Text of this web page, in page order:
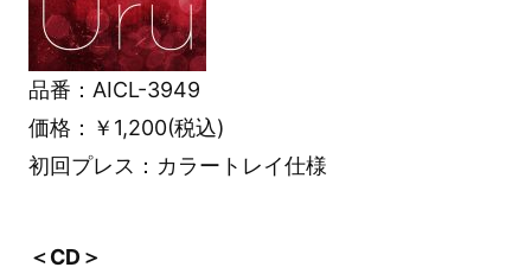
品番：AICL-3949
価格：￥1,200(税込)
初回プレス：カラートレイ仕様
＜CD＞